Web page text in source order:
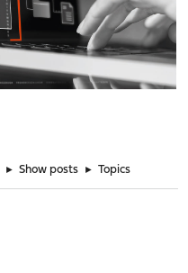
► Show posts ► Topics